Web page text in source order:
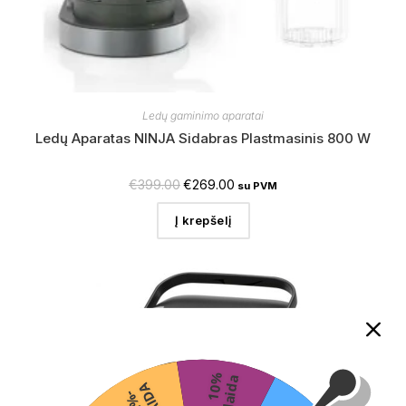
Ledų gaminimo aparatai
Ledų Aparatas NINJA Sidabras Plastmasinis 800 W
€399.00€269.00 su PVM
Į krepšelį
1
0
%
n
u
o
l
a
i
d